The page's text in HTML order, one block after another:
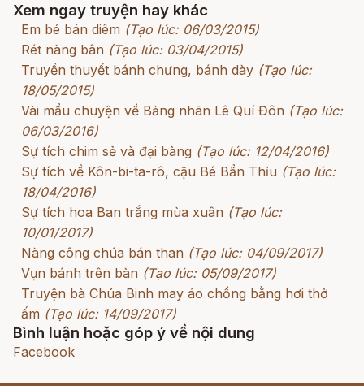
Xem ngay truyện hay khác
Em bé bán diêm (Tạo lúc: 06/03/2015)
Rét nàng bân (Tạo lúc: 03/04/2015)
Truyền thuyết bánh chưng, bánh dày (Tạo lúc:
18/05/2015)
Vài mẩu chuyện về Bảng nhãn Lê Quí Đôn (Tạo lúc:
06/03/2016)
Sự tích chim sẻ và đại bàng (Tạo lúc: 12/04/2016)
Sự tích về Kôn-bi-ta-rô, cậu Bé Bẩn Thỉu (Tạo lúc:
18/04/2016)
Sự tích hoa Ban trắng mùa xuân (Tạo lúc:
10/01/2017)
Nàng công chúa bán than (Tạo lúc: 04/09/2017)
Vụn bánh trên bàn (Tạo lúc: 05/09/2017)
Truyện bà Chúa Binh may áo chồng bằng hơi thở
ấm (Tạo lúc: 14/09/2017)
Bình luận hoặc góp ý về nội dung
Facebook